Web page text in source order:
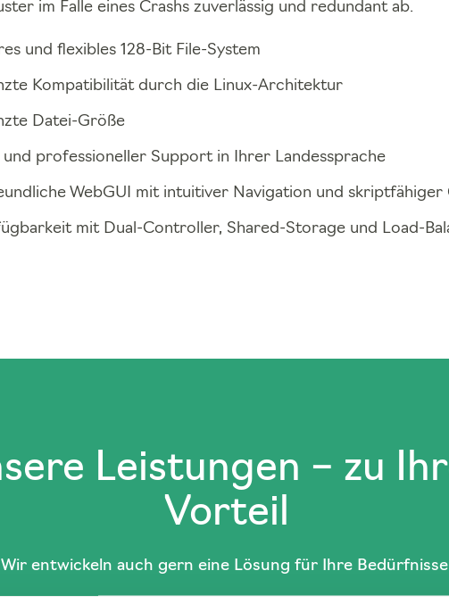
im Falle eines Crashs zuverlässig und redundant ab.
und flexibles 128-Bit File-System
Kompatibilität durch die Linux-Architektur
Datei-Größe
und professioneller Support in Ihrer Landessprache
WebGUI mit intuitiver Navigation und skriptfähiger
mit Dual-Controller, Shared-Storage und Load-
Leistungen – zu
Vorteil
Wir entwickeln auch gern eine Lösung für Ihre